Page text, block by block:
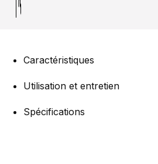
Caractéristiques
Utilisation et entretien
Spécifications